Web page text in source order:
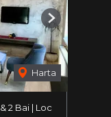
Harta
Next
2 Bai | Loc